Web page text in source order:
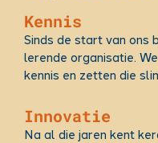
Kennis
Sinds de start van ons
lerende organisatie.
kennis en zetten die
Innovatie
Na al die jaren kent